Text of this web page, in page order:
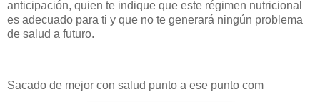
anticipación, quien te indique que este régimen nutricional
es adecuado para ti y que no te generará ningún problema
de salud a futuro.
Sacado de mejor con salud punto a ese punto com